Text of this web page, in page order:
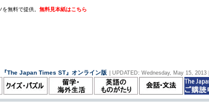
無料で提供。 無料見本紙はこちら
『The Japan Times ST』オンライン版 | UPDATED: Wednesday, May 15, 2013 |